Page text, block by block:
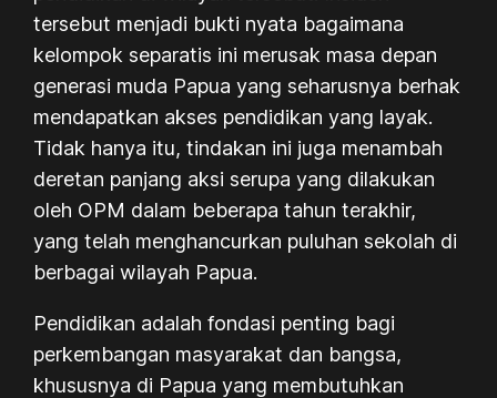
tersebut menjadi bukti nyata bagaimana
kelompok separatis ini merusak masa depan
generasi muda Papua yang seharusnya berhak
mendapatkan akses pendidikan yang layak.
Tidak hanya itu, tindakan ini juga menambah
deretan panjang aksi serupa yang dilakukan
oleh OPM dalam beberapa tahun terakhir,
yang telah menghancurkan puluhan sekolah di
berbagai wilayah Papua.
Pendidikan adalah fondasi penting bagi
perkembangan masyarakat dan bangsa,
khususnya di Papua yang membutuhkan